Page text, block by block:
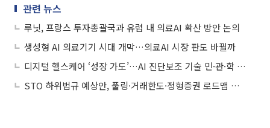
관련 뉴스
루닛, 프랑스 투자총괄국과 유럽 내 의료AI 확산 방안 논의
생성형 AI 의료기기 시대 개막…의료AI 시장 판도 바뀔까
디지털 헬스케어 ‘성장 가도’…AI 진단보조 기술 민·관·학 집중
STO 하위법규 예상안, 풀링·거래한도·정형증권 로드맵 제시